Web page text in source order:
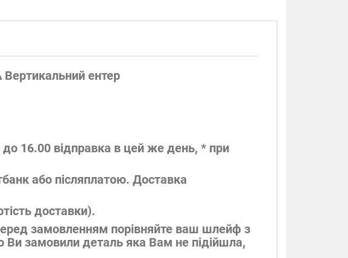
Вертикальний ентер
16.00 відправка в цей же день, * при
або післяплатою. Доставка
доставки).
замовленням порівняйте ваш шлейф з
Ви замовили деталь яка Вам не підійшла,